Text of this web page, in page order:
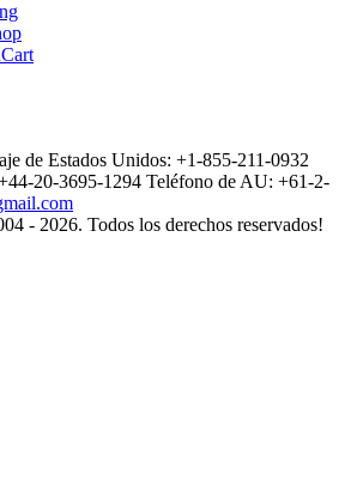
de Estados Unidos: +1-855-211-0932
20-3695-1294 Teléfono de AU: +61-2-
- 2026. Todos los derechos reservados!